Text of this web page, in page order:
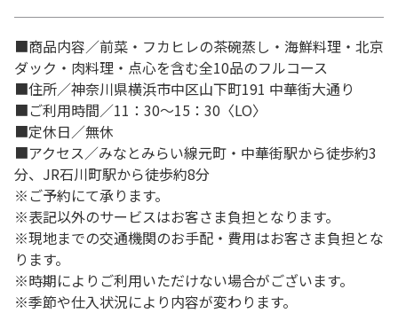
■商品内容／前菜・フカヒレの茶碗蒸し・海鮮料理・北京
ダック・肉料理・点心を含む全10品のフルコース
■住所／神奈川県横浜市中区山下町191 中華街大通り
■ご利用時間／11：30～15：30〈LO〉
■定休日／無休
■アクセス／みなとみらい線元町・中華街駅から徒歩約3
分、JR石川町駅から徒歩約8分
※ご予約にて承ります。
※表記以外のサービスはお客さま負担となります。
※現地までの交通機関のお手配・費用はお客さま負担とな
ります。
※時期によりご利用いただけない場合がございます。
※季節や仕入状況により内容が変わります。